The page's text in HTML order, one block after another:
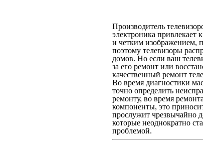
Производитель
электроника привлекает
и четким изображением,
поэтому телевизоры
домов. Но если ваш
за его ремонт или
качественный ремонт
Во время диагностики
точно определить
ремонту, во время
компоненты, это
прослужит чрезвычайно
которые неоднократно
проблемой.